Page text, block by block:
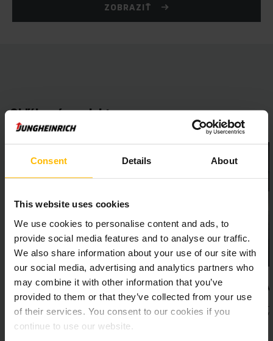
Consent Details About
This website uses cookies
We use cookies to personalise content and ads, to
provide social media features and to analyse our traffic.
We also share information about your use of our site with
our social media, advertising and analytics partners who
may combine it with other information that you’ve
provided to them or that they’ve collected from your use
of their services. You consent to our cookies if you
continue to use our website.
ZOBRAZIŤ
Obľúbené produkty
Vyberte si produkt, ktorý najlepšie vyhovuje vašim potrebám.
Vychystávacie vysokozdvižné vozíky,
ťahače
Zistite viac o vychystávacích vozíkoch, vysokozdvižných
vozíkoch a ťahačoch.
Jungheinrich
výkonné ako